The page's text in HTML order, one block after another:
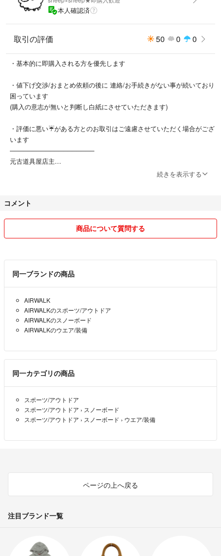
本人確認済
取引の評価 50 0 0
・基本的に即購入される方を優先します
・値下げ交渉/おまとめ依頼の後に 連絡/お手続きがない事が続いており
困っています
(購入の意志が無いと判断し白紙にさせていただきます)
・評価に悪い☔がある方とのお取引はご遠慮させていただく場合がござ
います
───────────────────
元古道具屋店主
ラクマ初心者ですが、他媒体で800回以上の販売実績を重ねておりまし
れな点でご不便おかけしますが、どうぞよろしくお願い致します。
「未定」の出品物は定形外普通郵便(追跡補償共に無し)又はクリックポ
スト(追跡番号あり補償無し)など低コスト優先してます
基本即購入して貰えるような 価格にしていますのでご理解の程お願い
いたします
稀に価格交渉した後に連絡/手続きが無い場合がありますが、基本その
承くださいm(_ _)m
その他御不明な点等は購入前にコメントよりお願い致します。
続きを表示する
コメント
商品について質問する
同一ブランドの商品
AIRWALK
AIRWALKのスポーツ/アウトドア
AIRWALKのスノーボード
AIRWALKのウエア/装備
同一カテゴリの商品
スポーツ/アウトドア
スポーツ/アウトドア › スノーボード
スポーツ/アウトドア › スノーボード › ウエア/装備
ページの上へ戻る
注目ブランド一覧